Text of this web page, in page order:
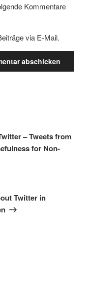
Kommentare
via E-Mail.
– Tweets from
for Non-
Twitter in